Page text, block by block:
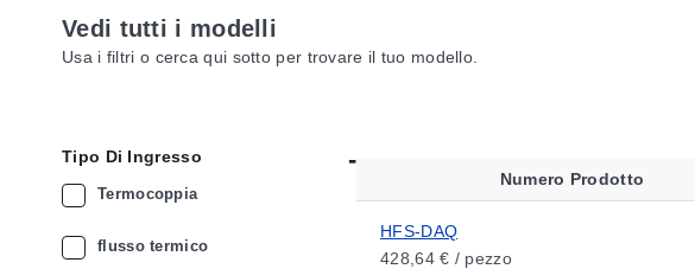
Vedi tutti i modelli
Usa i filtri o cerca qui sotto per trovare il tuo modello.
Tipo Di Ingresso
Termocoppia
flusso termico
Numero Prodotto
HFS-DAQ
428,64 € / pezzo